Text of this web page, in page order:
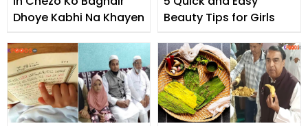
Dhoye Kabhi Na Khayen
Beauty Tips for Girls